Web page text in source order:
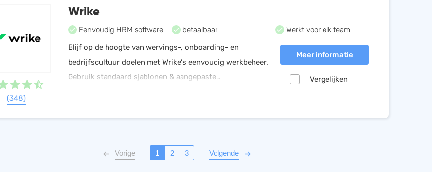
(348)
Wrike
Eenvoudig HRM software betaalbaar
Werkt voor elk team
Blijf op de hoogte van wervings-, onboarding- en
bedrijfscultuur doelen met Wrike's eenvoudig werkbeheer.
Gebruik standaard sjablonen & aangepaste
Meer informatie
Vergelijken
Vorige 1 2 3 Volgende